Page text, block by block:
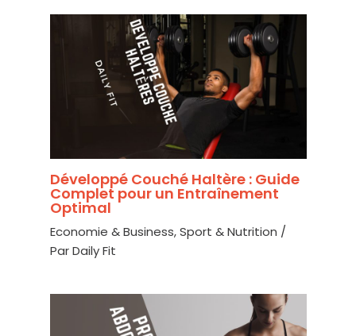
Développé Couché Haltère : Guide
Complet pour un Entraînement
Optimal
Economie & Business,Sport & Nutrition /
ParDaily Fit